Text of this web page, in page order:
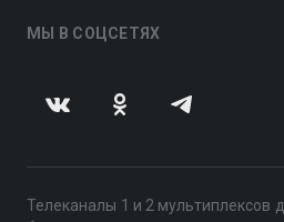
МЫ В СОЦСЕТЯХ
Телеканалы 1 и 2 мультиплексов